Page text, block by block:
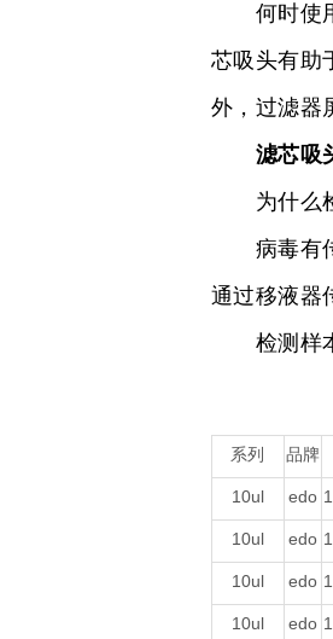
何时使用
芯吸头有助
外，过滤器
滤芯吸
为什么检
病毒有传
通过移液器
检测样本
系列 品牌
10ul edo
10ul edo
10ul edo
10ul edo